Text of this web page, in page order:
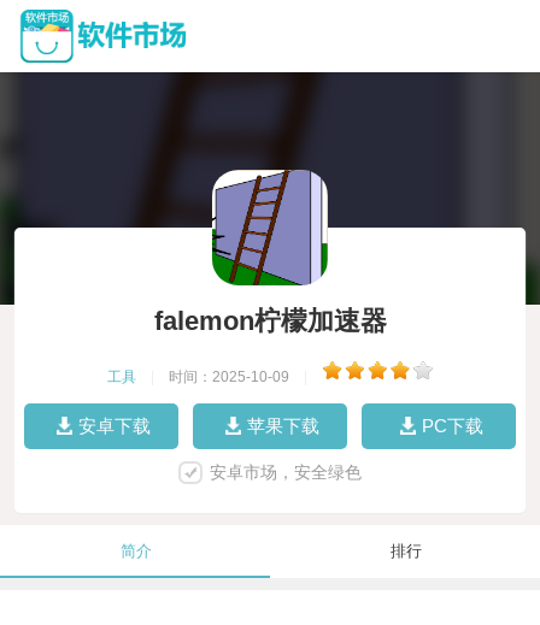
falemon柠檬加速器
工具 时间：2025-10-09
安卓下载 苹果下载 PC下载
安卓市场，安全绿色
简介 排行